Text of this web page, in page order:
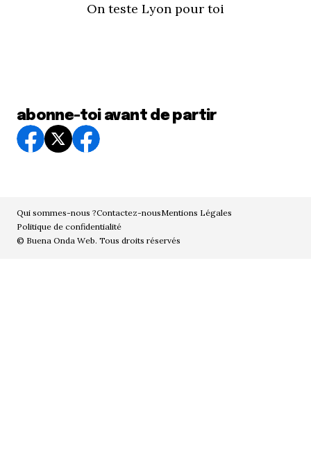
On teste Lyon pour toi
abonne-toi avant de partir
Qui sommes-nous ?Contactez-nousMentions Légales
Politique de confidentialité
© Buena Onda Web. Tous droits réservés